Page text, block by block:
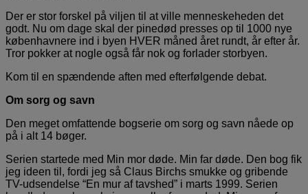
Der er stor forskel på viljen til at ville menneskeheden det
godt. Nu om dage skal der pinedød presses op til 1000 nye
københavnere ind i byen HVER måned året rundt, år efter år.
Tror pokker at nogle også får nok og forlader storbyen.
Kom til en spændende aften med efterfølgende debat.
Om sorg og savn
Den meget omfattende bogserie om sorg og savn nåede op
på i alt 14 bøger.
Serien startede med Min mor døde. Min far døde. Den bog fik
jeg ideen til, fordi jeg så Claus Birchs smukke og gribende
TV-udsendelse “En mur af tavshed” i marts 1999. Serien